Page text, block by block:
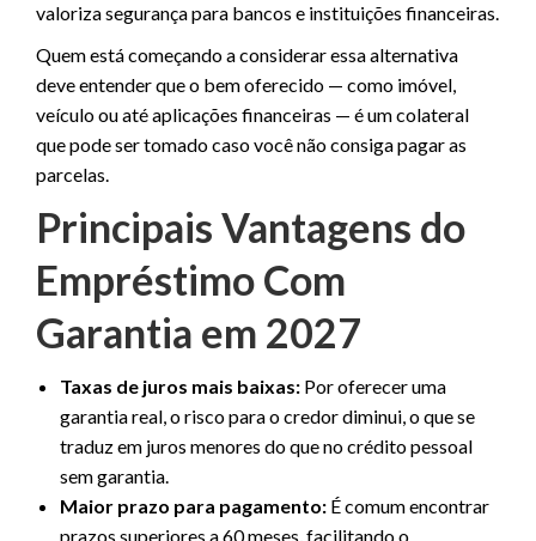
valoriza segurança para bancos e instituições financeiras.
Quem está começando a considerar essa alternativa
deve entender que o bem oferecido — como imóvel,
veículo ou até aplicações financeiras — é um colateral
que pode ser tomado caso você não consiga pagar as
parcelas.
Principais Vantagens do
Empréstimo Com
Garantia em 2027
Taxas de juros mais baixas: Por oferecer uma
garantia real, o risco para o credor diminui, o que se
traduz em juros menores do que no crédito pessoal
sem garantia.
Maior prazo para pagamento: É comum encontrar
prazos superiores a 60 meses, facilitando o